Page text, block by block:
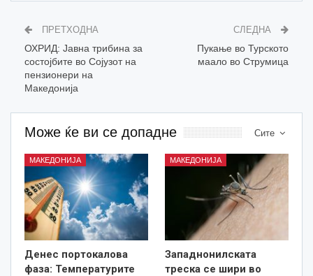
ПРЕТХОДНА
ОХРИД: Jавна трибина за
состојбите во Сојузот на
пензионери на
Македонија
СЛЕДНА
Пукање во Турското
маало во Струмица
Сите
Може ќе ви се допадне
МАКЕДОНИЈА
Денес портокалова
фаза: Температурите
МАКЕДОНИЈА
Западнонилската
треска се шири во